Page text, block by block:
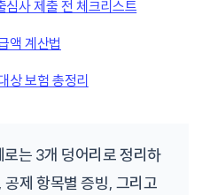
심사 제출 전 체크리스트
액 계산법
상 보험 총정리
는 3개 덩어리로 정리하
제 항목별 증빙, 그리고